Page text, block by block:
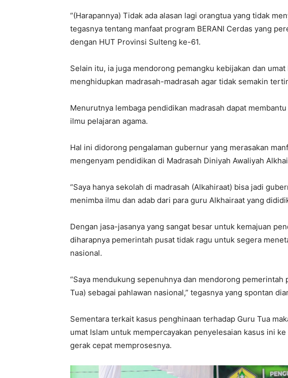
“(Harapannya) Tidak ada alasan lagi orangtua yang tidak
tegasnya tentang manfaat program BERANI Cerdas yang
dengan HUT Provinsi Sulteng ke-61.
Selain itu, ia juga mendorong pemangku kebijakan dan
menghidupkan madrasah-madrasah agar tidak semakin
Menurutnya lembaga pendidikan madrasah dapat
ilmu pelajaran agama.
Hal ini didorong pengalaman gubernur yang merasakan
mengenyam pendidikan di Madrasah Diniyah Awaliyah
“Saya hanya sekolah di madrasah (Alkahiraat) bisa jadi
menimba ilmu dan adab dari para guru Alkhairaat yang
Dengan jasa-jasanya yang sangat besar untuk kemajuan
diharapnya pemerintah pusat tidak ragu untuk segera
nasional.
“Saya mendukung sepenuhnya dan mendorong pemerintah
Tua) sebagai pahlawan nasional,” tegasnya yang spontan
Sementara terkait kasus penghinaan terhadap Guru Tua
umat Islam untuk mempercayakan penyelesaian kasus ini
gerak cepat memprosesnya.